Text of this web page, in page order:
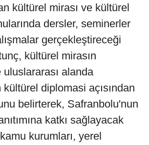
kültürel mirası ve kültürel
dersler, seminerler
gerçekleştireceği
kültürel mirasın
uluslararası alanda
kültürel diplomasi açısından
belirterek, Safranbolu'nun
katkı sağlayacak
kurumları, yerel